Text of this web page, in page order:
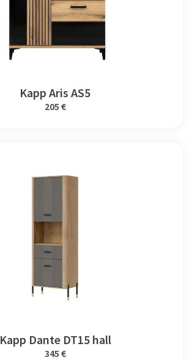
Kapp Aris AS5
205 €
Kapp Dante DT15 hall
345 €